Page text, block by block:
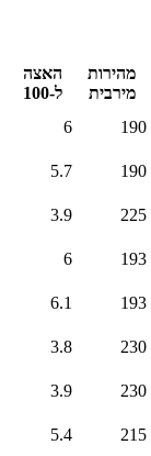
מהירות
מירבית
האצה
ל-100
190
6
190
5.7
225
3.9
193
6
193
6.1
230
3.8
230
3.9
215
5.4